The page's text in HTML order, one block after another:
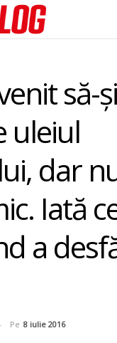
să-şi
uleiul
dar
Iată
a
Pe 8 iulie 2016